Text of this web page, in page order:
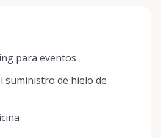
para eventos
suministro de hielo de